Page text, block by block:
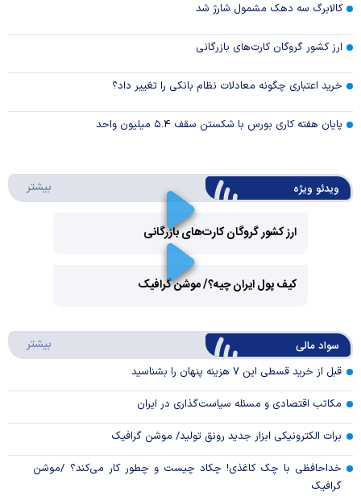
کالابرگ سه دهک مشمول شارژ شد
ارز کشور گروگان کارت‌های بازرگانی
خرید اعتباری چگونه معادلات نظام بانکی را تغییر داد؟
پایان هفته کاری بورس با شکستن سقف ۵.۴ میلیون واحد
ویدئو ویژه بیشتر
ارز کشور گروگان کارت‌های بازرگانی
Video
کیف پول ایران چیه؟/ موشن گرافیک
سواد مالی بیشتر
قبل از خرید قسطی این ۷ هزینه پنهان را بشناسید
مکاتب اقتصادی و مسئله سیاست‌گذاری در ایران
برات الکترونیکی ابزار جدید رونق تولید/ موشن گرافیک
خداحافظی با چک کاغذی! چکاد چیست و چطور کار می‌کند؟ /موشن
گرافیک